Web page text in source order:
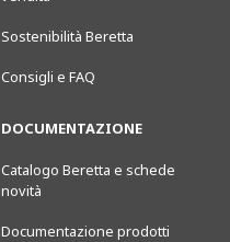
Sostenibilità Beretta
Consigli e FAQ
DOCUMENTAZIONE
Catalogo Beretta e schede
novità
Documentazione prodotti